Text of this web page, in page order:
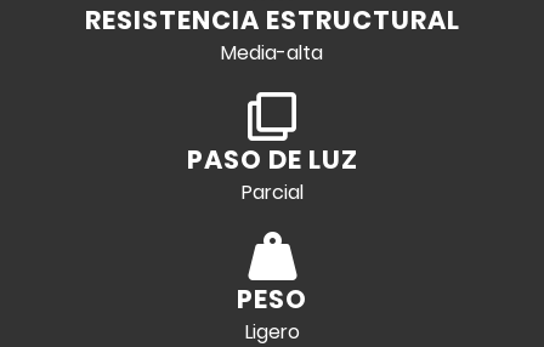
RESISTENCIA ESTRUCTURAL
Media-alta
PASO DE LUZ
Parcial
PESO
Ligero